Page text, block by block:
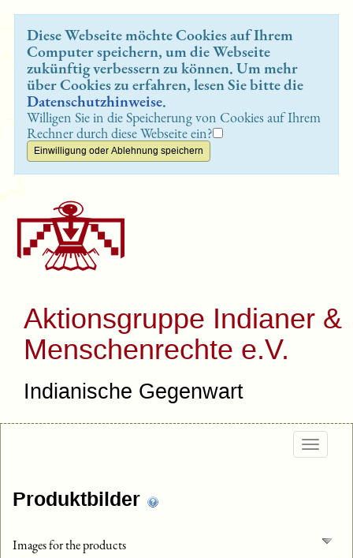
Diese Webseite möchte Cookies auf Ihrem
Computer speichern, um die Webseite
zukünftig verbessern zu können. Um mehr
über Cookies zu erfahren, lesen Sie bitte die
Datenschutzhinweise.
Willigen Sie in die Speicherung von Cookies auf Ihrem
Rechner durch diese Webseite ein?
Aktionsgruppe Indianer &
Menschenrechte e.V.
Indianische Gegenwart
Produktbilder
Images for the products